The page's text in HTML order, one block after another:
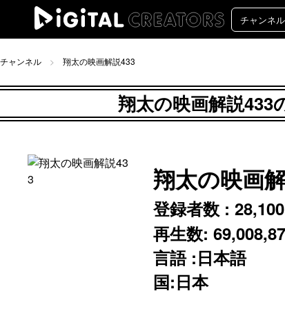
チャンネル 翔太の映画解説433
翔太の映画解説433
翔太の映画
登録者数 : 28,100
再生数:
言語 :日本語
国:日本